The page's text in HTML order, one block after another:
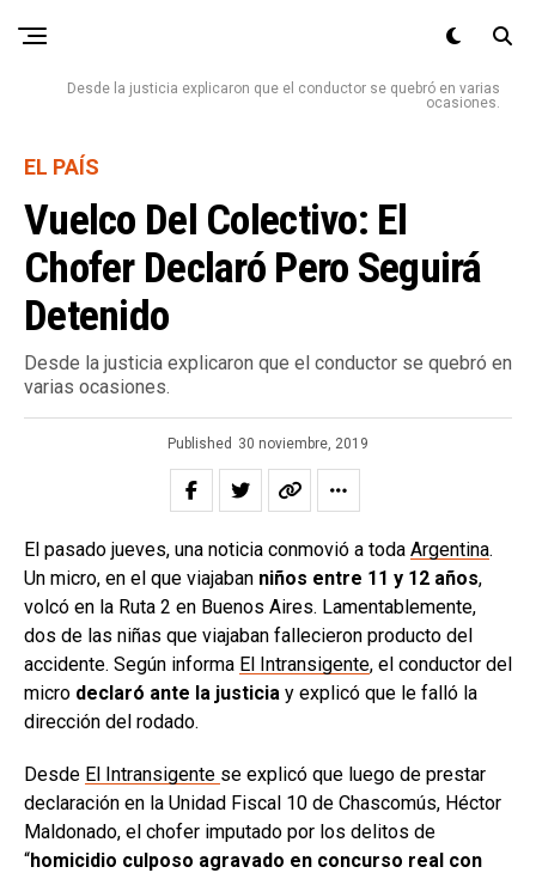
Desde la justicia explicaron que el conductor se quebró en varias
ocasiones.
EL PAÍS
Vuelco Del Colectivo: El
Chofer Declaró Pero Seguirá
Detenido
Desde la justicia explicaron que el conductor se quebró en
varias ocasiones.
Published 30 noviembre, 2019
El pasado jueves, una noticia conmovió a toda Argentina.
Un micro, en el que viajaban niños entre 11 y 12 años,
volcó en la Ruta 2 en Buenos Aires. Lamentablemente,
dos de las niñas que viajaban fallecieron producto del
accidente. Según informa El Intransigente, el conductor del
micro declaró ante la justicia y explicó que le falló la
dirección del rodado.
Desde El Intransigente se explicó que luego de prestar
declaración en la Unidad Fiscal 10 de Chascomús, Héctor
Maldonado, el chofer imputado por los delitos de
“homicidio culposo agravado en concurso real con